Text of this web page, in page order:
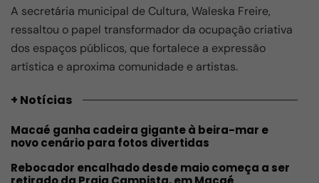
A secretária municipal de Cultura, Waleska Freire,
ressaltou o papel transformador da ocupação criativa
dos espaços públicos, que fortalece a expressão
artística e aproxima comunidade e artistas.
+ Notícias
Macaé ganha cadeira gigante à beira-mar e
novo cenário para fotos divertidas
Rebocador encalhado desde maio começa a ser